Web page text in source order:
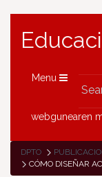
Menu
webgunearen
DPTO
CÓMO DISEÑAR ACTIVIDADES DE COMPRENSIÓN LECTORA. 3ER CICLO DE PRIMARIA Y